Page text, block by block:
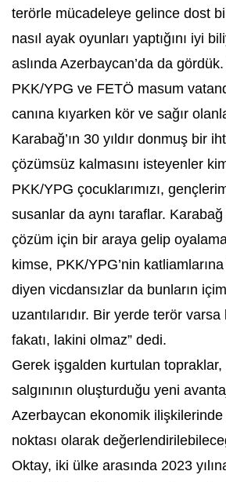
terörle mücadeleye gelince dost
nasıl ayak oyunları yaptığını iyi
aslında Azerbaycan’da da gördük.
PKK/YPG ve FETÖ masum
canına kıyarken kör ve sağır
Karabağ’ın 30 yıldır donmuş bir
çözümsüz kalmasını isteyenler
PKK/YPG çocuklarımızı,
susanlar da aynı taraflar.
çözüm için bir araya gelip
kimse, PKK/YPG’nin katliamlarına
diyen vicdansızlar da bunların
uzantılarıdır. Bir yerde terör varsa
fakatı, lakini olmaz” dedi.
Gerek işgalden kurtulan topraklar,
salgınının oluşturduğu yeni
Azerbaycan ekonomik
noktası olarak
Oktay, iki ülke arasında 2023